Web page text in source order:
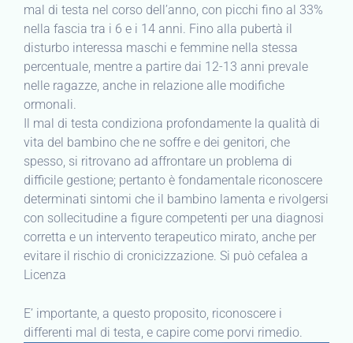
mal di testa nel corso dell’anno, con picchi fino al 33%
nella fascia tra i 6 e i 14 anni. Fino alla pubertà il
disturbo interessa maschi e femmine nella stessa
percentuale, mentre a partire dai 12-13 anni prevale
nelle ragazze, anche in relazione alle modifiche
ormonali.
Il mal di testa condiziona profondamente la qualità di
vita del bambino che ne soffre e dei genitori, che
spesso, si ritrovano ad affrontare un problema di
difficile gestione; pertanto è fondamentale riconoscere
determinati sintomi che il bambino lamenta e rivolgersi
con sollecitudine a figure competenti per una diagnosi
corretta e un intervento terapeutico mirato, anche per
evitare il rischio di cronicizzazione. Si può cefalea a
Licenza
E’ importante, a questo proposito, riconoscere i
differenti mal di testa, e capire come porvi rimedio.